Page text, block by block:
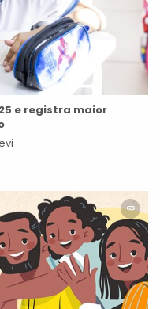
e registra maior